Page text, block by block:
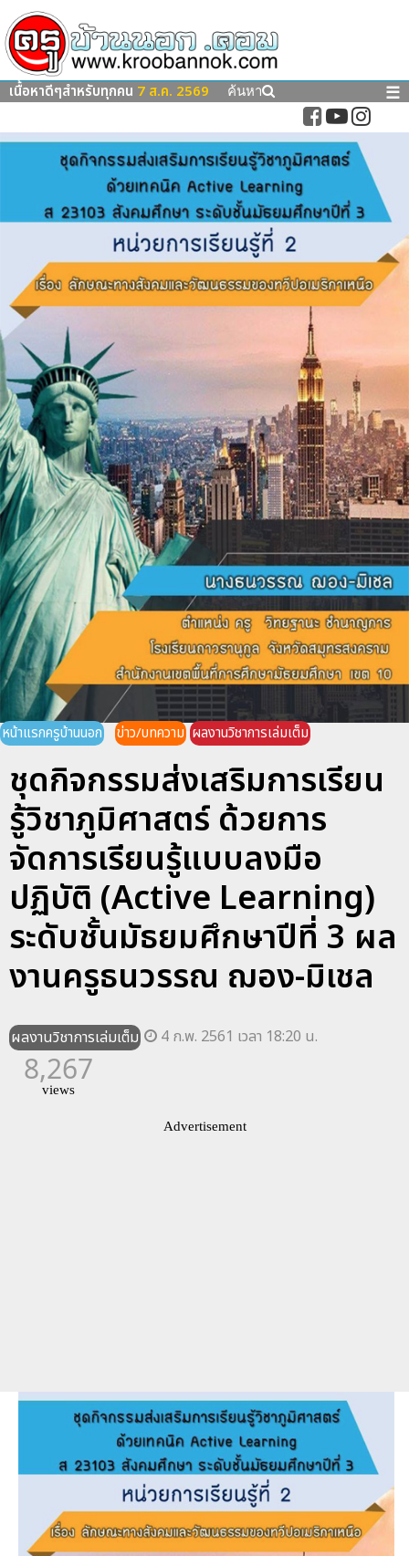
เนื้อหาดีๆสำหรับทุกคน 7 ส.ค. 2569 ค้นหา ☰
หน้าแรกครูบ้านนอก ข่าว/บทความ ผลงานวิชาการเล่มเต็ม
ชุดกิจกรรมส่งเสริมการเรียน
รู้วิชาภูมิศาสตร์ ด้วยการ
จัดการเรียนรู้แบบลงมือ
ปฏิบัติ (Active Learning)
ระดับชั้นมัธยมศึกษาปีที่ 3 ผล
งานครูธนวรรณ ฌอง-มิเชล
ผลงานวิชาการเล่มเต็ม 4 ก.พ. 2561 เวลา 18:20 น.
8,267
views
Advertisement